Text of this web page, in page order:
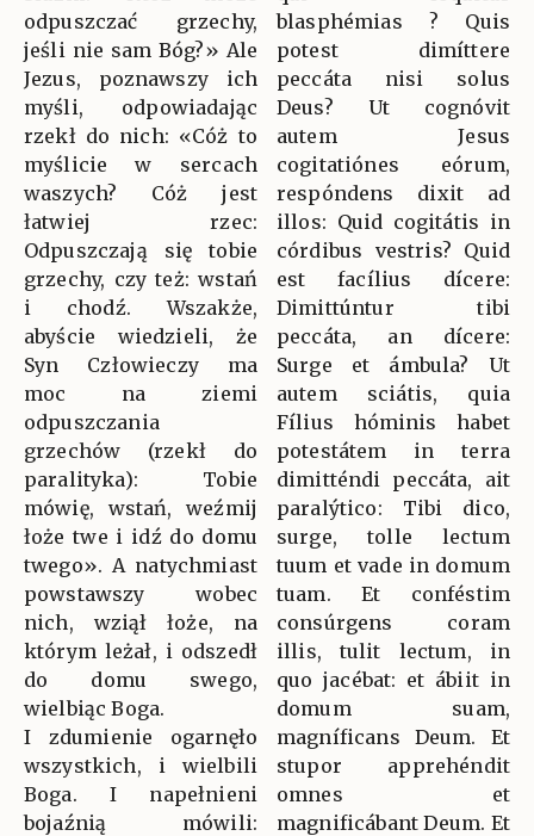
odpuszczać grzechy,
jeśli nie sam Bóg?» Ale
Jezus, poznawszy ich
myśli, odpowiadając
rzekł do nich: «Cóż to
myślicie w sercach
waszych? Cóż jest
łatwiej rzec:
Odpuszczają się tobie
grzechy, czy też: wstań
i chodź. Wszakże,
abyście wiedzieli, że
Syn Człowieczy ma
moc na ziemi
odpuszczania
grzechów (rzekł do
paralityka): Tobie
mówię, wstań, weźmij
łoże twe i idź do domu
twego». A natychmiast
powstawszy wobec
nich, wziął łoże, na
którym leżał, i odszedł
do domu swego,
wielbiąc Boga.
I zdumienie ogarnęło
wszystkich, i wielbili
Boga. I napełnieni
bojaźnią mówili:
blasphémias ? Quis
potest dimíttere
peccáta nisi solus
Deus? Ut cognóvit
autem Jesus
cogitatiónes eórum,
respóndens dixit ad
illos: Quid cogitátis in
córdibus vestris? Quid
est facílius dícere:
Dimittúntur tibi
peccáta, an dícere:
Surge et ámbula? Ut
autem sciátis, quia
Fílius hóminis habet
potestátem in terra
dimitténdi peccáta, ait
paralýtico: Tibi dico,
surge, tolle lectum
tuum et vade in domum
tuam. Et conféstim
consúrgens coram
illis, tulit lectum, in
quo jacébat: et ábiit in
domum suam,
magníficans Deum. Et
stupor apprehéndit
omnes et
magnificábant Deum. Et